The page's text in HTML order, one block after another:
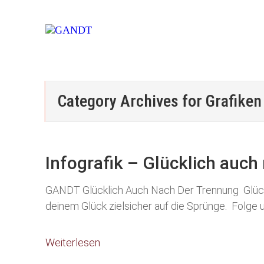
Category Archives for Grafiken
Infografik – Glücklich auch
GANDT Glücklich Auch Nach Der Trennung
deinem Glück zielsicher auf die Sprünge. Folge
Weiterlesen